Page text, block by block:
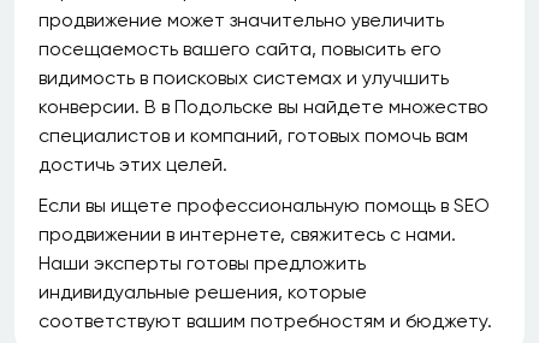
продвижение может значительно увеличить
посещаемость вашего сайта, повысить его
видимость в поисковых системах и улучшить
конверсии. В в Подольске вы найдете множество
специалистов и компаний, готовых помочь вам
достичь этих целей.
Если вы ищете профессиональную помощь в SEO
продвижении в интернете, свяжитесь с нами.
Наши эксперты готовы предложить
индивидуальные решения, которые
соответствуют вашим потребностям и бюджету.